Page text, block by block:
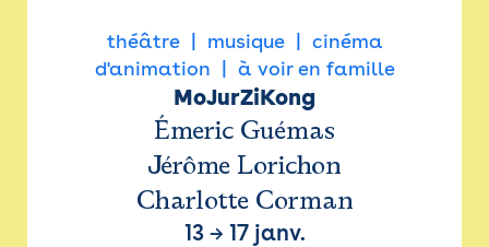
théâtre musique
cinéma
d'animation
à voir en famille
MoJurZiKong
Émeric Guémas
Jérôme Lorichon
Charlotte Corman
13→ 17 janv.